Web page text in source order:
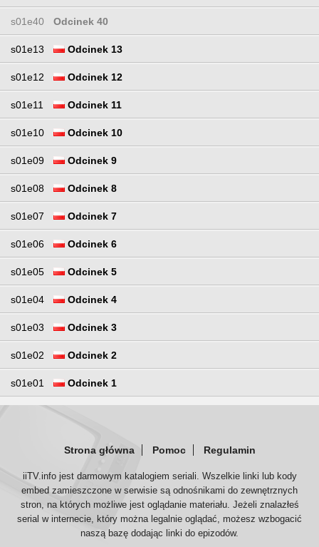
s01e40 Odcinek 40
s01e13 Odcinek 13
s01e12 Odcinek 12
s01e11 Odcinek 11
s01e10 Odcinek 10
s01e09 Odcinek 9
s01e08 Odcinek 8
s01e07 Odcinek 7
s01e06 Odcinek 6
s01e05 Odcinek 5
s01e04 Odcinek 4
s01e03 Odcinek 3
s01e02 Odcinek 2
s01e01 Odcinek 1
Strona główna Pomoc Regulamin
iiTV.info jest darmowym katalogiem seriali. Wszelkie linki lub kody
embed zamieszczone w serwisie są odnośnikami do zewnętrznych
stron, na których możliwe jest oglądanie materiału. Jeżeli znalazłeś
serial w internecie, który można legalnie oglądać, możesz wzbogacić
naszą bazę dodając linki do epizodów.